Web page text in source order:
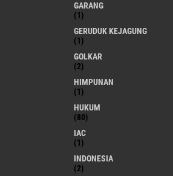
GARANG
(1)
GERUDUK KEJAGUNG
(1)
GOLKAR
(2)
HIMPUNAN
(1)
HUKUM
(80)
IAC
(1)
INDONESIA
(2)